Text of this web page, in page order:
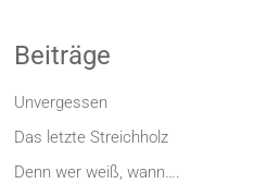
Beiträge
Unvergessen
Das letzte Streichholz
Denn wer weiß, wann….